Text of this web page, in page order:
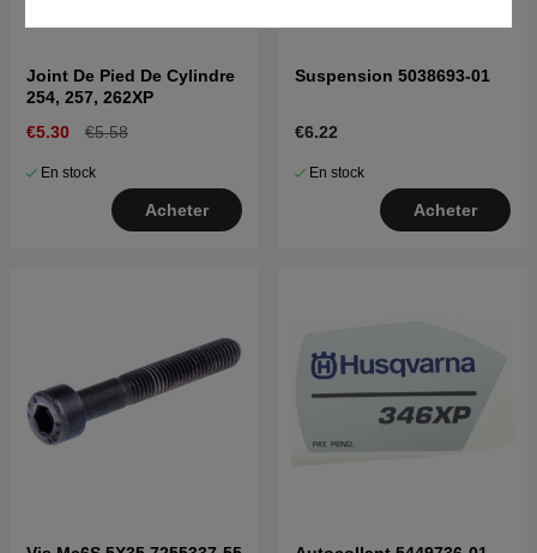
Joint De Pied De Cylindre
254, 257, 262XP
€5.30
€5.58
En stock
Acheter
Suspension 5038693-01
€6.22
En stock
Acheter